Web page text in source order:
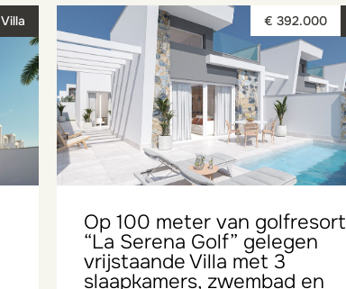
Villa € 392.000
Op 100 meter van golfresort
“La Serena Golf” gelegen
vrijstaande Villa met 3
slaapkamers, zwembad en